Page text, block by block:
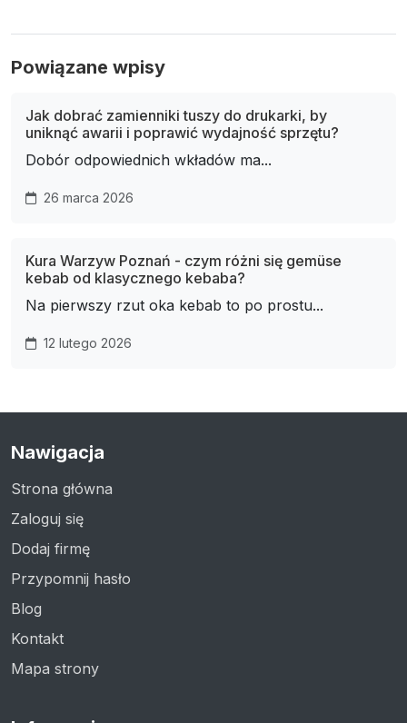
Powiązane wpisy
Jak dobrać zamienniki tuszy do drukarki, by
uniknąć awarii i poprawić wydajność sprzętu?
Dobór odpowiednich wkładów ma...
26 marca 2026
Kura Warzyw Poznań - czym różni się gemüse
kebab od klasycznego kebaba?
Na pierwszy rzut oka kebab to po prostu...
12 lutego 2026
Nawigacja
Strona główna
Zaloguj się
Dodaj firmę
Przypomnij hasło
Blog
Kontakt
Mapa strony